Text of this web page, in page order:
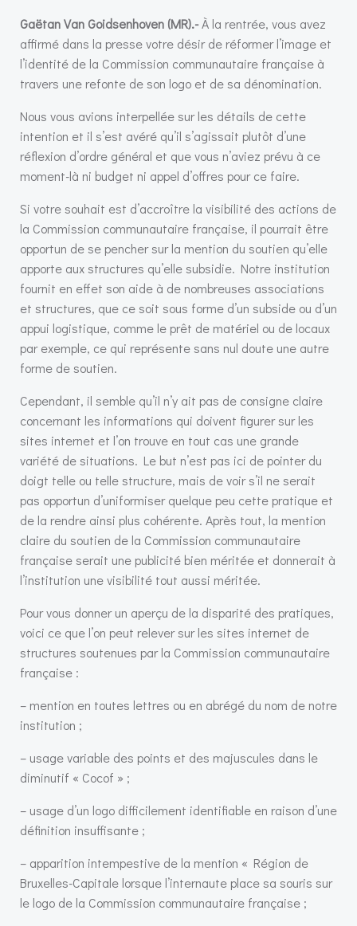
Gaëtan Van Goidsenhoven (MR).-À la rentrée, vous avez
affirmé dans la presse votre désir de réformer l’image et
l’identité de la Commission communautaire française à
travers une refonte de son logo et de sa dénomination.
Nous vous avions interpellée sur les détails de cette
intention et il s’est avéré qu’il s’agissait plutôt d’une
réflexion d’ordre général et que vous n’aviez prévu à ce
moment-là ni budget ni appel d’offres pour ce faire.
Si votre souhait est d’accroître la visibilité des actions de
la Commission communautaire française, il pourrait être
opportun de se pencher sur la mention du soutien qu’elle
apporte aux structures qu’elle subsidie. Notre institution
fournit en effet son aide à de nombreuses associations
et structures, que ce soit sous forme d’un subside ou d’un
appui logistique, comme le prêt de matériel ou de locaux
par exemple, ce qui représente sans nul doute une autre
forme de soutien.
Cependant, il semble qu’il n’y ait pas de consigne claire
concernant les informations qui doivent figurer sur les
sites internet et l’on trouve en tout cas une grande
variété de situations. Le but n’est pas ici de pointer du
doigt telle ou telle structure, mais de voir s’il ne serait
pas opportun d’uniformiser quelque peu cette pratique et
de la rendre ainsi plus cohérente. Après tout, la mention
claire du soutien de la Commission communautaire
française serait une publicité bien méritée et donnerait à
l’institution une visibilité tout aussi méritée.
Pour vous donner un aperçu de la disparité des pratiques,
voici ce que l’on peut relever sur les sites internet de
structures soutenues par la Commission communautaire
française :
– mention en toutes lettres ou en abrégé du nom de notre
institution ;
– usage variable des points et des majuscules dans le
diminutif « Cocof » ;
– usage d’un logo difficilement identifiable en raison d’une
définition insuffisante ;
– apparition intempestive de la mention « Région de
Bruxelles-Capitale lorsque l’internaute place sa souris sur
le logo de la Commission communautaire française ;